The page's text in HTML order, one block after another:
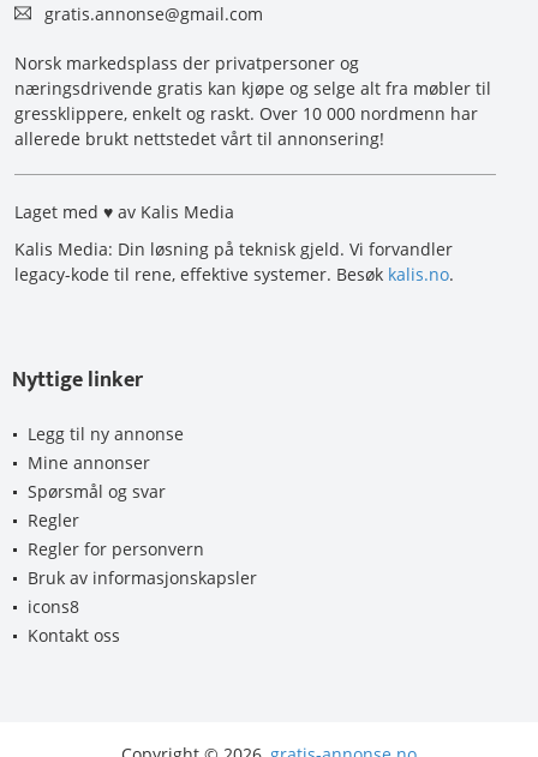
gratis.annonse@gmail.com
Norsk markedsplass der privatpersoner og
næringsdrivende gratis kan kjøpe og selge alt fra møbler til
gressklippere, enkelt og raskt. Over 10 000 nordmenn har
allerede brukt nettstedet vårt til annonsering!
Laget med ♥ av Kalis Media
Kalis Media: Din løsning på teknisk gjeld. Vi forvandler
legacy-kode til rene, effektive systemer. Besøk kalis.no.
Nyttige linker
Legg til ny annonse
Mine annonser
Spørsmål og svar
Regler
Regler for personvern
Bruk av informasjonskapsler
icons8
Kontakt oss